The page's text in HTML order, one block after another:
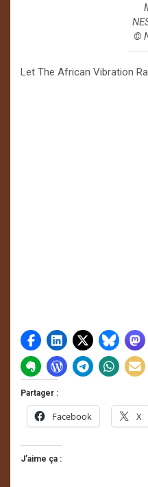
©️
Let The African Vibration
Partager :
Facebook X
J’aime ça :